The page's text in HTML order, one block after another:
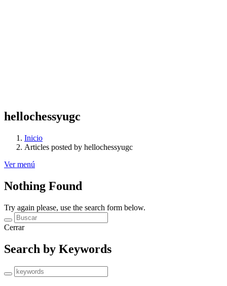
hellochessyugc
Inicio
Articles posted by hellochessyugc
Ver menú
Nothing Found
Try again please, use the search form below.
Cerrar
Search by Keywords